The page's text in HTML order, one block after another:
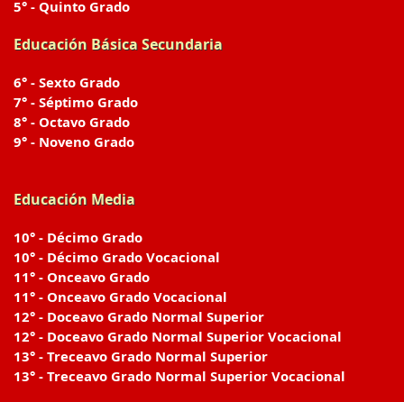
5° - Quinto Grado
Educación Básica Secundaria
6° - Sexto Grado
7° - Séptimo Grado
8° - Octavo Grado
9° - Noveno Grado
Educación Media
10° - Décimo Grado
10° - Décimo Grado Vocacional
11° - Onceavo Grado
11° - Onceavo Grado Vocacional
12° - Doceavo Grado Normal Superior
12° - Doceavo Grado Normal Superior Vocacional
13° - Treceavo Grado Normal Superior
13° - Treceavo Grado Normal Superior Vocacional